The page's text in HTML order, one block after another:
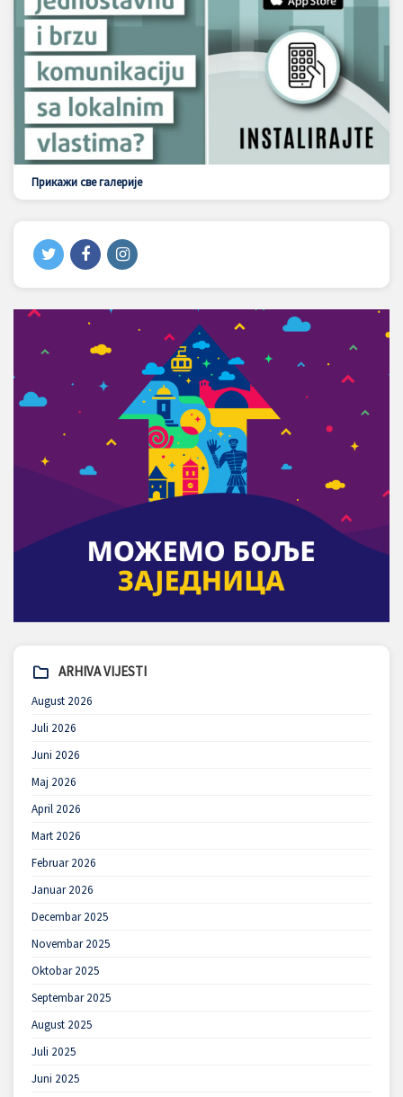
Прикажи све галерије
ARHIVA VIJESTI
August 2026
Juli 2026
Juni 2026
Maj 2026
April 2026
Mart 2026
Februar 2026
Januar 2026
Decembar 2025
Novembar 2025
Oktobar 2025
Septembar 2025
August 2025
Juli 2025
Juni 2025